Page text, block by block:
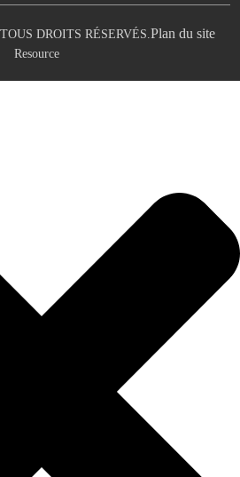
DROITS RÉSERVÉS. Plan du site
Resource